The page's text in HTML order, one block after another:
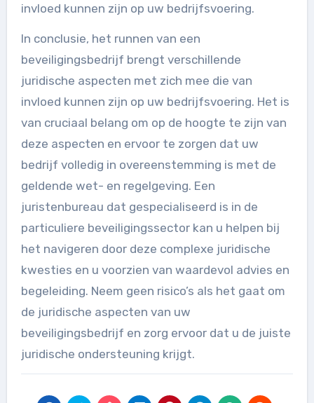
invloed kunnen zijn op uw bedrijfsvoering.
In conclusie, het runnen van een
beveiligingsbedrijf brengt verschillende
juridische aspecten met zich mee die van
invloed kunnen zijn op uw bedrijfsvoering. Het is
van cruciaal belang om op de hoogte te zijn van
deze aspecten en ervoor te zorgen dat uw
bedrijf volledig in overeenstemming is met de
geldende wet- en regelgeving. Een
juristenbureau dat gespecialiseerd is in de
particuliere beveiligingssector kan u helpen bij
het navigeren door deze complexe juridische
kwesties en u voorzien van waardevol advies en
begeleiding. Neem geen risico’s als het gaat om
de juridische aspecten van uw
beveiligingsbedrijf en zorg ervoor dat u de juiste
juridische ondersteuning krijgt.